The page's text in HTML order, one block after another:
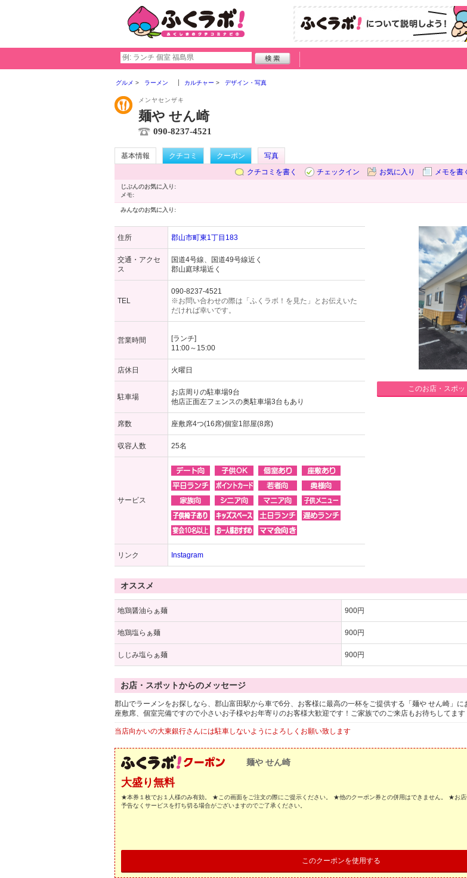
グルメ ラーメン カルチャー デザイン・写真
メンヤセンザキ
麺や せん崎
090-8237-4521
基本情報 クチコミ クーポン
写真
クチコミを書く
チェックイン お気に入り メモを書
じぶんのお気に入り:
メモ:
みんなのお気に入り:
住所 郡山市町東1丁目183
交通・アクセ
ス
⁡国道4号線、国道49号線近く
⁡郡山庭球場近く
TEL
090-8237-4521
※お問い合わせの際は「ふくラボ！を見た」とお伝えいた
だければ幸いです。
営業時間
[ランチ]
11:00～15:00
店休日 火曜日
駐車場
お店周りの駐車場9台⁡
⁡他店正面左フェンスの奥駐車場3台もあり
席数 座敷席4つ(16席)個室1部屋(8席)
収容人数 25名
サービス
リンク Instagram
このお店・スポ
オススメ
地鶏醤油らぁ麺 900円
地鶏塩らぁ麺 900円
しじみ塩らぁ麺 900円
お店・スポットからのメッセージ
郡山でラーメンをお探しなら、郡山富田駅から車で6分、お客様に最高の一杯をご提供する「麺や せん崎」に
座敷席、個室完備ですので小さいお子様やお年寄りのお客様大歓迎です！ご家族でのご来店もお待ちしてます
当店向かいの大東銀行さんには駐車しないようによろしくお願い致します
麺や せん崎
大盛り無料
★本券１枚でお１人様のみ有効。 ★この画面をご注文の際にご提示ください。 ★他のクーポン券との併用はできません。 ★お店
予告なくサービスを打ち切る場合がございますのでご了承ください。
このクーポンを使用する